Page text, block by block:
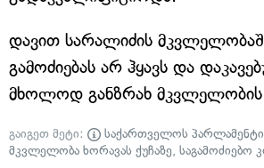
დავით სარალიძის
გამოძიებას არ ჰყავს და
მხოლოდ განზრახ
გაიგეთ მეტი: საქართველოს პარლამენტი
მკვლელობა ხორავას ქუჩაზე, საგამოძიებო